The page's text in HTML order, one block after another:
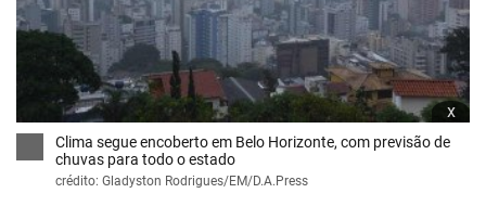
x
Clima segue encoberto em Belo Horizonte, com previsão de
chuvas para todo o estado
crédito: Gladyston Rodrigues/EM/D.A.Press